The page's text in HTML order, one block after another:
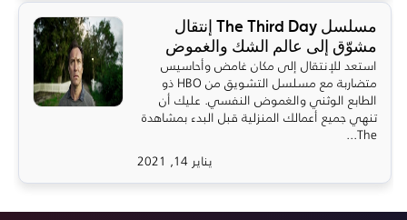
مسلسل The Third Day إنتقال
مشوّق إلى عالم الشك والغموض
استعد للإنتقال إلى مكان غامض وأحاسيس
متضاربة مع مسلسل التشويق من HBO ذو
الطابع الوثني والغموض النفسي. عليك أن
تنهي جميع أعمالك المنزلية قبل البدء بمشاهدة
The...
يناير 14, 2021